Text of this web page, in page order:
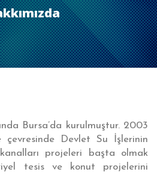
Bursa’da kurulmuştur. 2003
çevresinde Devlet Su İşlerinin
projeleri başta olmak
tesis ve konut projelerini